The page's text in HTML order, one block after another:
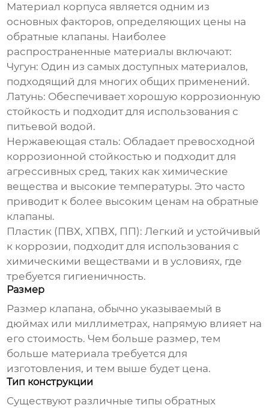
Материал корпуса является одним из
основных факторов, определяющих цены на
обратные клапаны. Наиболее
распространенные материалы включают:
Чугун: Один из самых доступных материалов,
подходящий для многих общих применений.
Латунь: Обеспечивает хорошую коррозионную
стойкость и подходит для использования с
питьевой водой.
Нержавеющая сталь: Обладает превосходной
коррозионной стойкостью и подходит для
агрессивных сред, таких как химические
вещества и высокие температуры. Это часто
приводит к более высоким ценам на обратные
клапаны.
Пластик (ПВХ, ХПВХ, ПП): Легкий и устойчивый
к коррозии, подходит для использования с
химическими веществами и в условиях, где
требуется гигиеничность.
Размер
Размер клапана, обычно указываемый в
дюймах или миллиметрах, напрямую влияет на
его стоимость. Чем больше размер, тем
больше материала требуется для
изготовления, и тем выше будет цена.
Тип конструкции
Существуют различные типы обратных